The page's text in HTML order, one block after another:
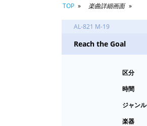
TOP 楽曲詳細画面
AL-821 M-19
Reach the Goal
区分
時間
ジャンル
楽器